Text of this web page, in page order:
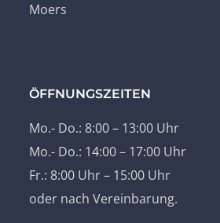
Moers
ÖFFNUNGSZEITEN
Mo.- Do.: 8:00 – 13:00 Uhr
Mo.- Do.: 14:00 – 17:00 Uhr
Fr.: 8:00 Uhr – 15:00 Uhr
oder nach Vereinbarung.